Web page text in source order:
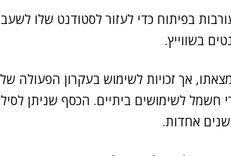
בפיתוח כדי לעזור לסטודנט שלו
בשווייץ.
אך זכויות לשימוש בעקרון הפעולה
חשמל לשימושים ביתיים. הכסף שניתן
אחדות.